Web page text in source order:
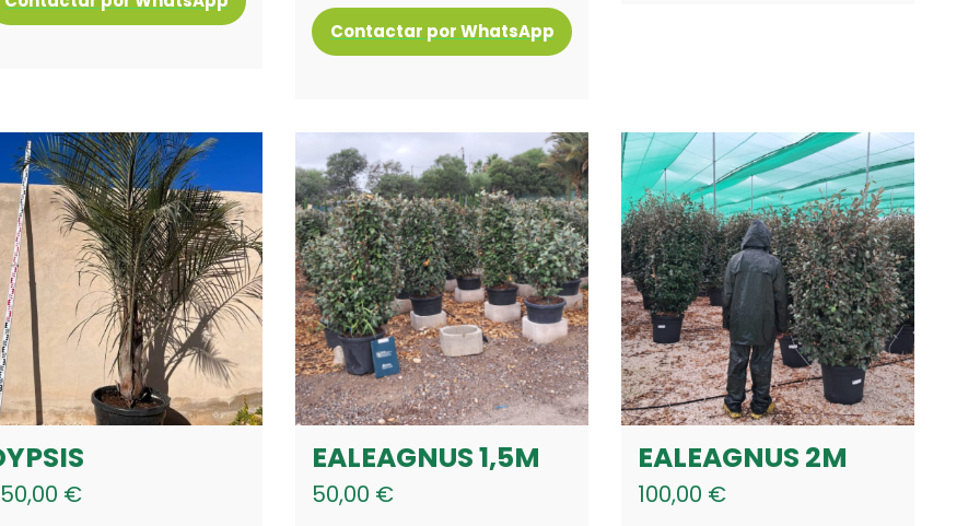
€
EALEAGNUS 1,5M
50,00 €
EALEAGNUS 2M
100,00 €